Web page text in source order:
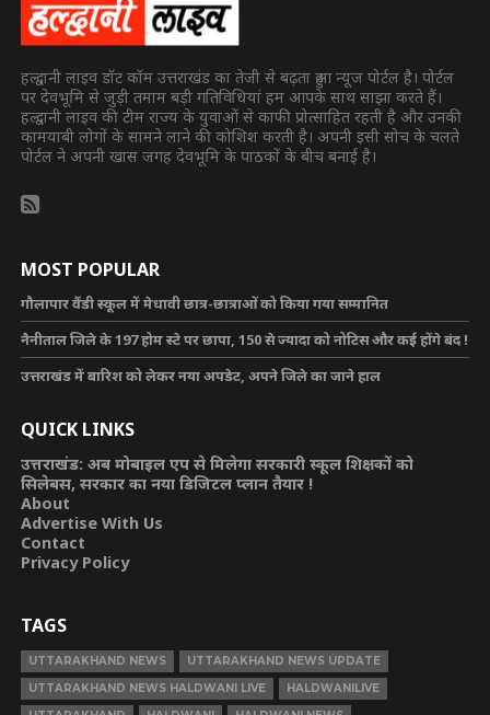
हल्द्वानी लाइव डॉट कॉम उत्तराखंड का तेजी से बढ़ता हुआ न्यूज पोर्टल है। पोर्टल
पर देवभूमि से जुड़ी तमाम बड़ी गतिविधियां हम आपके साथ साझा करते हैं।
हल्द्वानी लाइव की टीम राज्य के युवाओं से काफी प्रोत्साहित रहती है और उनकी
कामयाबी लोगों के सामने लाने की कोशिश करती है। अपनी इसी सोच के चलते
पोर्टल ने अपनी खास जगह देवभूमि के पाठकों के बीच बनाई है।
MOST POPULAR
गौलापार वैंडी स्कूल में मेधावी छात्र-छात्राओं को किया गया सम्मानित
नैनीताल जिले के 197 होम स्टे पर छापा, 150 से ज्यादा को नोटिस और कई होंगे बंद !
उत्तराखंड में बारिश को लेकर नया अपडेट, अपने जिले का जाने हाल
QUICK LINKS
उत्तराखंड: अब मोबाइल एप से मिलेगा सरकारी स्कूल शिक्षकों को
सिलेबस, सरकार का नया डिजिटल प्लान तैयार !
About
Advertise With Us
Contact
Privacy Policy
TAGS
UTTARAKHAND NEWS
UTTARAKHAND NEWS UPDATE
UTTARAKHAND NEWS HALDWANI LIVE
HALDWANILIVE